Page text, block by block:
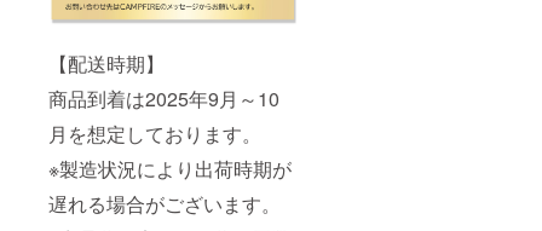
【配送時期】
商品到着は2025年9月～10
月を想定しております。
※製造状況により出荷時期が
遅れる場合がございます。